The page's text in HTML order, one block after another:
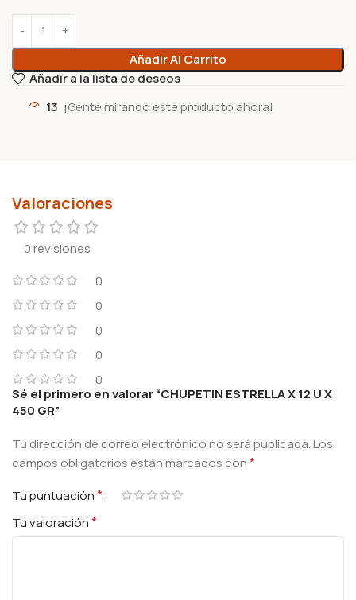
Añadir Al Carrito
Añadir a la lista de deseos
13 ¡Gente mirando este producto ahora!
Valoraciones
0 revisiones
0
0
0
0
0
Sé el primero en valorar “CHUPETIN ESTRELLA X 12 U X
450 GR”
Tu dirección de correo electrónico no será publicada.Los
campos obligatorios están marcados con*
Tu puntuación*
Tu valoración*